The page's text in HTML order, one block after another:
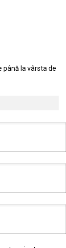
până la vârsta de